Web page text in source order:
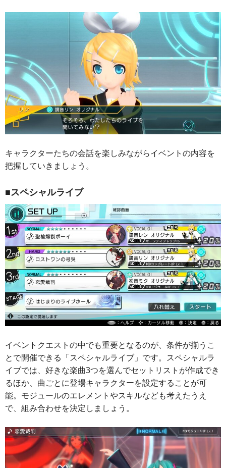
キャラクターたちの会話を楽しみながらイベントの内容を
把握していきましょう。
■スペシャルライブ
イベントクエストの中でも重要となるのが、条件が揃うこ
とで開催できる「スペシャルライブ」です。スペシャルラ
イブでは、好きな楽曲3つを選んでセットリストが作成でき
るほか、曲ごとに登場キャラクターを設定することが可
能。モジュールのエレメントやスキルなども考えたうえ
で、組み合わせを決定しましょう。